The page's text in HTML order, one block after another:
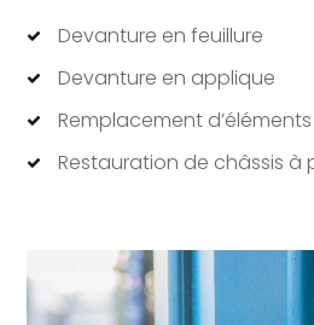
Devanture en feuillure
Devanture en applique
Remplacement
Restauration de châssis à